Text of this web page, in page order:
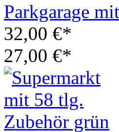
Parkgarage
32,00 €*
27,00 €*